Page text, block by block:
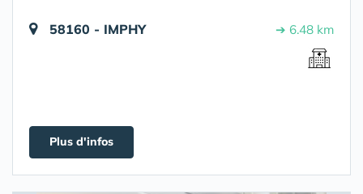
58160 - IMPHY ➔ 6.48 km
Plus d'infos